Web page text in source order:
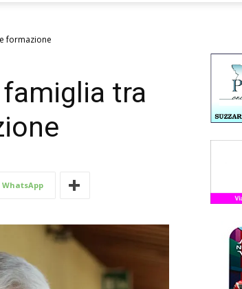
Voce
formazione
tra
WhatsApp